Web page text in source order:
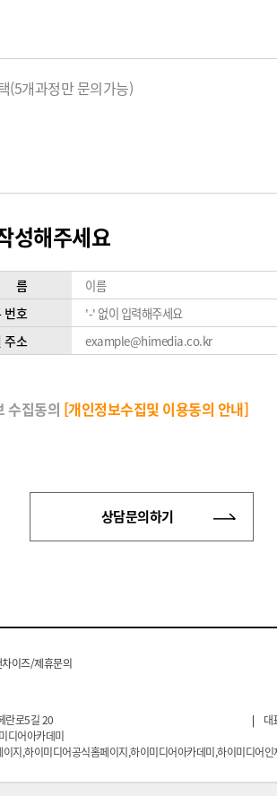
(5개과정만 문의가능)
성해주세요
번호
주소
수집동의 [개인정보수집및 이용동의 안내]
상담문의하기
이즈/제휴문의
란로5길 20 |
대
디어아카데미
지,하이미디어공식홈페이지,하이미디어아카데미,하이미디어